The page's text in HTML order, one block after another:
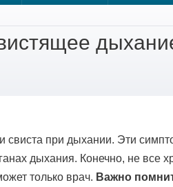
свиста при дыхании. Эти
дыхания. Конечно, не все
только врач. Важно